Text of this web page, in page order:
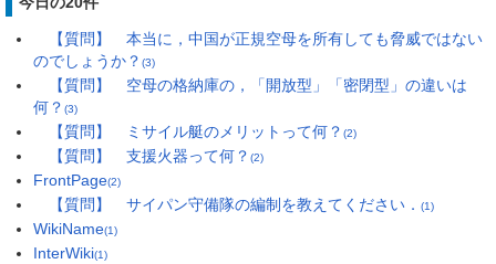
【質問】 本当に，中国が正規空母を所有しても脅威ではない
のでしょうか？ (3)
【質問】 空母の格納庫の，「開放型」「密閉型」の違いは
何？ (3)
【質問】 ミサイル艇のメリットって何？ (2)
【質問】 支援火器って何？ (2)
FrontPage(2)
【質問】 サイパン守備隊の編制を教えてください． (1)
WikiName(1)
InterWiki(1)